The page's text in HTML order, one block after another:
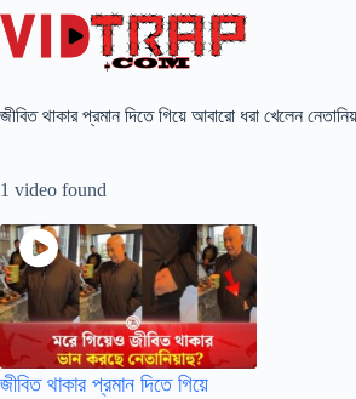
জীবিত থাকার প্রমান দিতে গিয়ে আবারো ধরা খেলেন
1 video found
জীবিত থাকার প্রমান দিতে গিয়ে